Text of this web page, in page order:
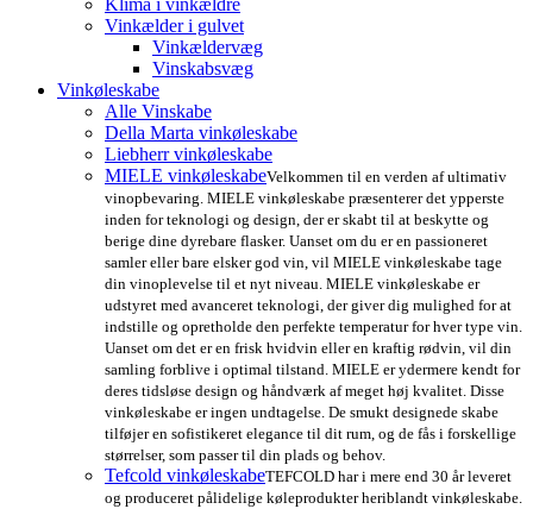
Klima i vinkældre
Vinkælder i gulvet
Vinkældervæg
Vinskabsvæg
Vinkøleskabe
Alle Vinskabe
Della Marta vinkøleskabe
Liebherr vinkøleskabe
MIELE vinkøleskabeVelkommen til en verden af ultimativ
vinopbevaring. MIELE vinkøleskabe præsenterer det ypperste
inden for teknologi og design, der er skabt til at beskytte og
berige dine dyrebare flasker. Uanset om du er en passioneret
samler eller bare elsker god vin, vil MIELE vinkøleskabe tage
din vinoplevelse til et nyt niveau. MIELE vinkøleskabe er
udstyret med avanceret teknologi, der giver dig mulighed for at
indstille og opretholde den perfekte temperatur for hver type vin.
Uanset om det er en frisk hvidvin eller en kraftig rødvin, vil din
samling forblive i optimal tilstand. MIELE er ydermere kendt for
deres tidsløse design og håndværk af meget høj kvalitet. Disse
vinkøleskabe er ingen undtagelse. De smukt designede skabe
tilføjer en sofistikeret elegance til dit rum, og de fås i forskellige
størrelser, som passer til din plads og behov.
Tefcold vinkøleskabeTEFCOLD har i mere end 30 år leveret
og produceret pålidelige køleprodukter heriblandt vinkøleskabe.